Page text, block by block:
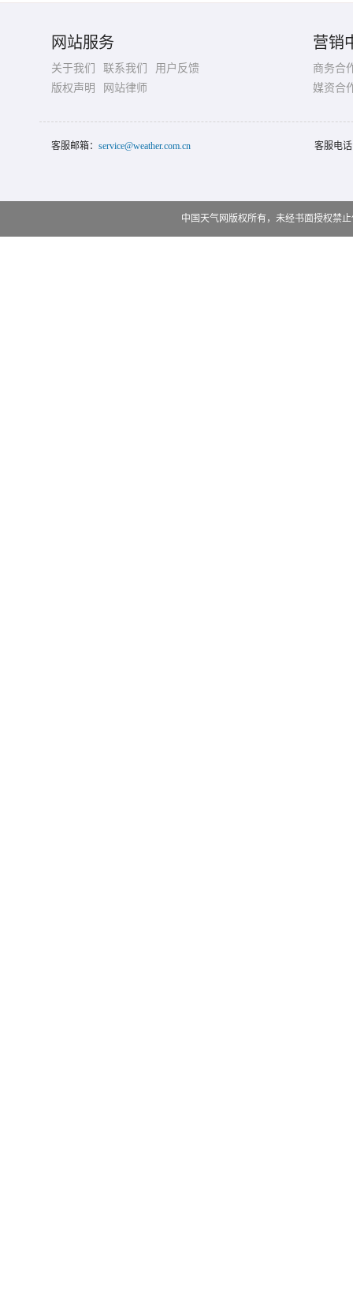
网站服务
关于我们 联系我们
用户反馈
版权声明
网站律师
营销
商务合
媒资合
客服邮箱： service@weather.com.cn 客服电
中国天气网版权所有，未经书面授权